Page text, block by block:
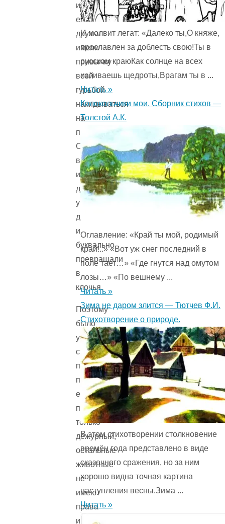
и
его
друзья
имели
привычку
всей
гурьбой
накидываться
на
письма.
Они
вырывали
их
друг
у
друга
и
буквально
превращали
в
клочья.
Поэтому
было
установлено
строгое
правило:
письма
ежедневно
принимает
только
дежурный,
остальные
животные
не
имеют
права
их
И молвит легат: «Далеко ты,О княже,
прославлен за доблесть свою!Ты в
русском краюКак солнце на всех
изливаешь щедроты,Врагам ты в ...
Читать »
Колокольчики мои. Сборник стихов —
Толстой А.К.
Оглавление: «Край ты мой, родимый
край!..» «Вот уж снег последний в
поле тает…» «Где гнутся над омутом
лозы…» «По вешнему ...
Читать »
Зима не даром злится — Тютчев Ф.И.
Стихотворение о природе.
В этом стихотворении столкновение
времён года представ­лено в виде
сказочного сражения, но за ним
хорошо видна точная картина
наступления весны.Зима ...
Читать »